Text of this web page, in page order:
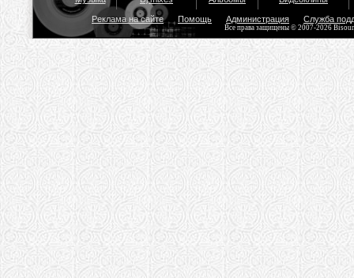
Реклама на сайте Помощь Администрация Служба
Все права защищены © 2007-2026